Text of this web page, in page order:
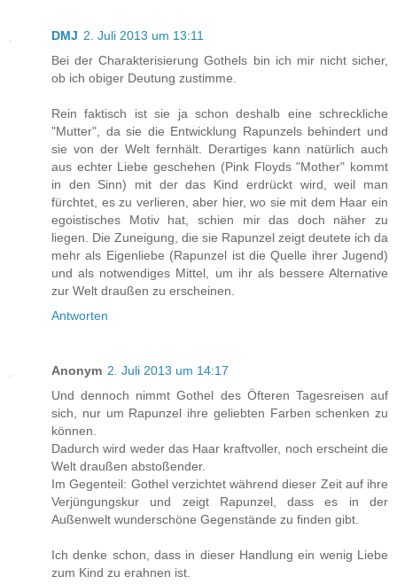
DMJ 2. Juli 2013 um 13:11
Bei der Charakterisierung Gothels bin ich mir nicht sicher,
ob ich obiger Deutung zustimme.
Rein faktisch ist sie ja schon deshalb eine schreckliche
"Mutter", da sie die Entwicklung Rapunzels behindert und
sie von der Welt fernhält. Derartiges kann natürlich auch
aus echter Liebe geschehen (Pink Floyds "Mother" kommt
in den Sinn) mit der das Kind erdrückt wird, weil man
fürchtet, es zu verlieren, aber hier, wo sie mit dem Haar ein
egoistisches Motiv hat, schien mir das doch näher zu
liegen. Die Zuneigung, die sie Rapunzel zeigt deutete ich da
mehr als Eigenliebe (Rapunzel ist die Quelle ihrer Jugend)
und als notwendiges Mittel, um ihr als bessere Alternative
zur Welt draußen zu erscheinen.
Antworten
Anonym 2. Juli 2013 um 14:17
Und dennoch nimmt Gothel des Öfteren Tagesreisen auf
sich, nur um Rapunzel ihre geliebten Farben schenken zu
können.
Dadurch wird weder das Haar kraftvoller, noch erscheint die
Welt draußen abstoßender.
Im Gegenteil: Gothel verzichtet während dieser Zeit auf ihre
Verjüngungskur und zeigt Rapunzel, dass es in der
Außenwelt wunderschöne Gegenstände zu finden gibt.
Ich denke schon, dass in dieser Handlung ein wenig Liebe
zum Kind zu erahnen ist.